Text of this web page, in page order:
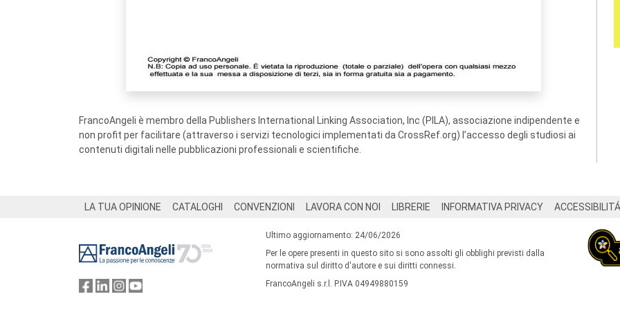
FrancoAngeli è membro della Publishers International Linking Association, Inc (PILA), associazione indipendente e
non profit per facilitare (attraverso i servizi tecnologici implementati da CrossRef.org) l’accesso degli studiosi ai
contenuti digitali nelle pubblicazioni professionali e scientifiche.
LA TUA OPINIONE CATALOGHI CONVENZIONI LAVORA CON NOI LIBRERIE INFORMATIVA PRIVACY ACCESSIBILITÁ
Ultimo aggiornamento: 24/06/2026
Per le opere presenti in questo sito si sono assolti gli obblighi previsti dalla
normativa sul diritto d'autore e sui diritti connessi.
FrancoAngeli s.r.l. P.IVA 04949880159